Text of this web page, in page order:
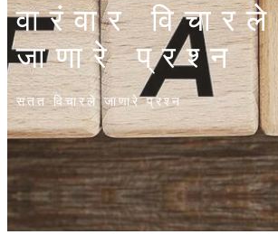
वारंवार विचारले
जाणारे प्रश्न
सतत विचारले जाणारे प्रश्न